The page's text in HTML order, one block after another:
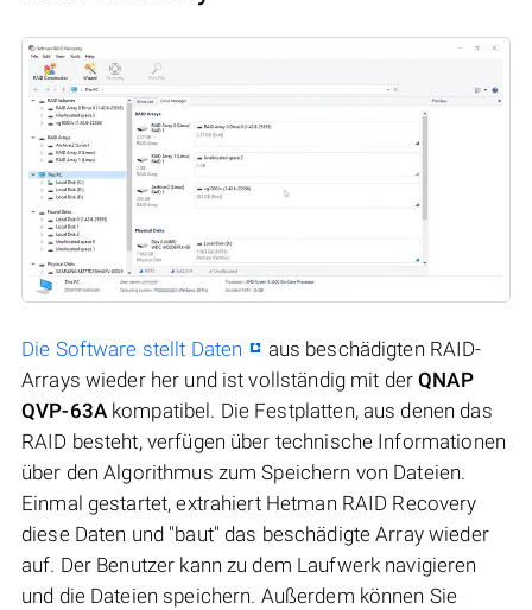
Die Software stellt Daten
aus beschädigten RAID-
Arrays wieder her und ist vollständig mit derQNAP
QVP-63Akompatibel. Die Festplatten, aus denen das
RAID besteht, verfügen über technische Informationen
über den Algorithmus zum Speichern von Dateien.
Einmal gestartet, extrahiert Hetman RAID Recovery
diese Daten und "baut" das beschädigte Array wieder
auf. Der Benutzer kann zu dem Laufwerk navigieren
und die Dateien speichern. Außerdem können Sie